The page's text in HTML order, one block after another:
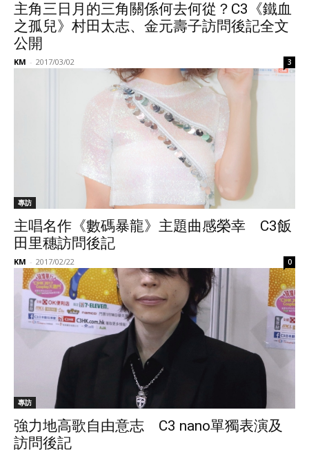
主角三日月的三角關係何去何從？C3《鐵血
之孤兒》村田太志、金元壽子訪問後記全文
公開
KM - 2017/03/02 3
專訪
主唱名作《數碼暴龍》主題曲感榮幸 C3飯
田里穗訪問後記
KM - 2017/02/22 0
專訪
強力地高歌自由意志 C3 nano單獨表演及
訪問後記